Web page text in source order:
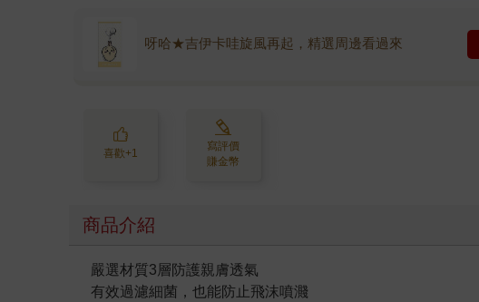
呀哈★吉伊卡哇旋風再起，精選周邊看過來
喜歡+1
寫評價
賺金幣
商品介紹
嚴選材質3層防護親膚透氣
有效過濾細菌，也能防止飛沫噴濺